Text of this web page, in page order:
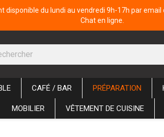
disponible du lundi au vendredi 9h-17h par
Chat en ligne.
CAFÉ / BAR PRÉPARATION
MOBILIER VÊTEMENT DE CUISINE